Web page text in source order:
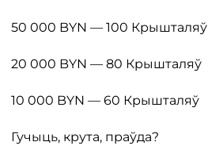
50 000 BYN — 100 Крышталяў
20 000 BYN — 80 Крышталяў
10 000 BYN — 60 Крышталяў
Гучыць, крута, праўда?